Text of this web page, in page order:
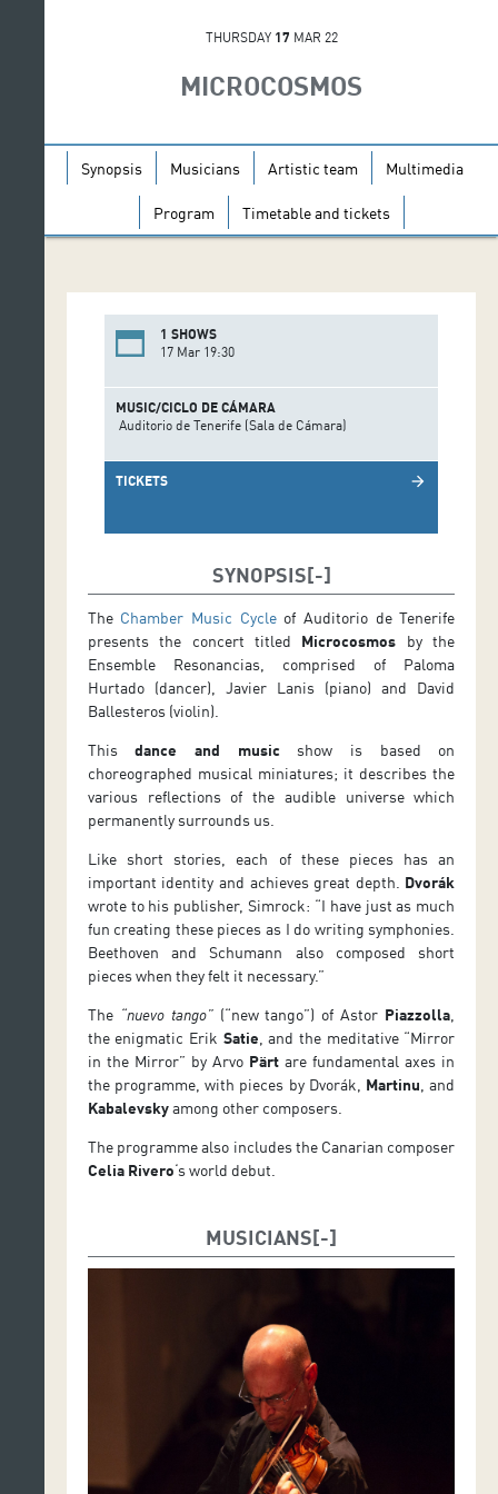
THURSDAY 17 MAR 22
MICROCOSMOS
Synopsis Musicians Artistic team Multimedia
Program Timetable and tickets
1 SHOWS
17 Mar 19:30
MUSIC/CICLO DE CÁMARA
Auditorio de Tenerife (Sala de Cámara)
TICKETS arrow_forward
SYNOPSIS
The Chamber Music Cycleof Auditorio de Tenerife
presents the concert titled Microcosmos by the
Ensemble Resonancias, comprised of Paloma
Hurtado (dancer), Javier Lanis (piano) and David
Ballesteros (violin).
Thisdance and music show is based on
choreographed musical miniatures; it describes the
various reflections of the audible universe which
permanently surrounds us.
Like short stories, each of these pieces has an
important identity and achieves great depth. Dvorák
wrote to his publisher, Simrock: “I have just as much
fun creating these pieces as I do writing symphonies.
Beethoven and Schumann also composed short
pieces when they felt it necessary.”
The“nuevo tango”(“new tango”) of Astor Piazzolla
the enigmatic Erik Satie , and the meditative “Mirror
in the Mirror” by Arvo Pärt are fundamental axes in
the programme, with pieces by Dvorák, Martinu , and
Kabalevskyamong other composers.
The programme also includes the Canarian composer
Celia Rivero‘s world debut.
MUSICIANS